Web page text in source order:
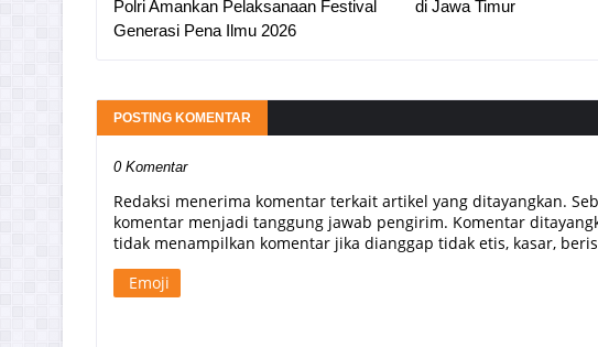
Polri Amankan Pelaksanaan Festival
Generasi Pena Ilmu 2026
di Jawa Timur
POSTING KOMENTAR
0 Komentar
Redaksi menerima komentar terkait artikel yang ditayangkan.
komentar menjadi tanggung jawab pengirim. Komentar
tidak menampilkan komentar jika dianggap tidak etis, kasar,
Emoji